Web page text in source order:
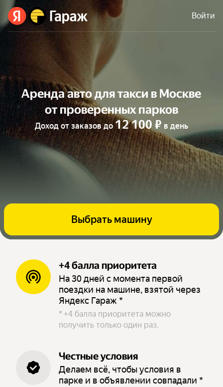
Войти
Аренда авто для такси в Москве
от проверенных парков
Доход от заказов до 12 100 ₽ в день
Выбрать машину
+4 балла приоритета
На 30 дней с момента первой
поездки на машине, взятой через
Яндекс Гараж *
* +4 балла приоритета можно
получить только один раз.
Честные условия
Делаем всё, чтобы условия в
парке и в объявлении совпадали *